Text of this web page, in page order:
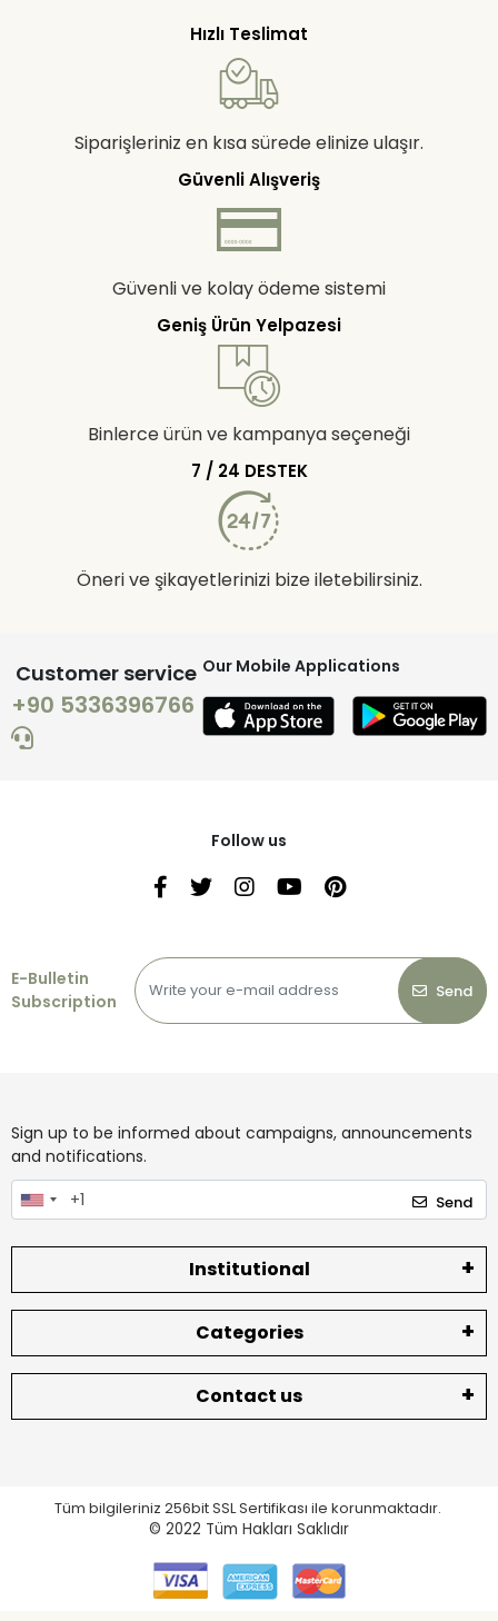
Hızlı Teslimat
Siparişleriniz en kısa sürede elinize ulaşır.
Güvenli Alışveriş
Güvenli ve kolay ödeme sistemi
Geniş Ürün Yelpazesi
Binlerce ürün ve kampanya seçeneği
7 / 24 DESTEK
Öneri ve şikayetlerinizi bize iletebilirsiniz.
Customer service
+90 5336396766
Our Mobile Applications
Follow us
E-Bulletin
Subscription
Send
Sign up to be informed about campaigns, announcements
and notifications.
Send
Institutional
Categories
Contact us
Tüm bilgileriniz 256bit SSL Sertifikası ile korunmaktadır.
© 2022 Tüm Hakları Saklıdır